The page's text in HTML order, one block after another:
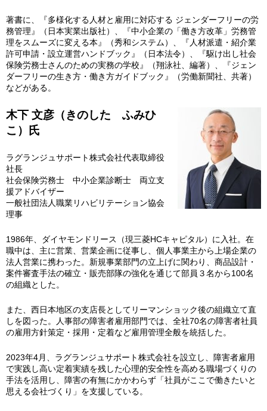
著書に、『多様化する人材と雇用に対応する ジェンダーフリーの労
務管理』（日本実業出版社）、『中小企業の「働き方改革」労務管
理をスムーズに変える本』（秀和システム）、『人材派遣・紹介業
許可申請・設立運営ハンドブック』（日本法令）、『駆け出し社会
保険労務士さんのための実務の学校』（翔泳社、編著）、『ジェン
ダーフリーの生き方・働き方ガイドブック』（労働新聞社、共著）
などがある。
木下 文彦（きのした ふみひ
こ）
氏
ラグランジュサポート株式会社代表取締役
社長
社会保険労務士 中小企業診断士 両立支
援アドバイザー
一般社団法人職業リハビリテーション協会
理事
1986年、ダイヤモンドリース（現三菱HCキャピタル）に入社。在
職中は、主に営業、営業企画に従事し、個人事業主から上場企業の
法人営業に携わった。新規事業部門の立上げに関わり、商品設計・
案件審査手法の確立・販売部隊の強化を通じて部員３名から100名
の組織とした。
また、西日本地区の支店長としてリーマンショック後の組織立て直
しを図った。人事部の障害者雇用部門では、全社70名の障害者社員
の雇用方針策定・採用・定着など雇用管理全般を統括した。
2023年4月、ラグランジュサポート株式会社を設立し、障害者雇用
で実践し高い定着実績を残した心理的安全性を高める職場づくりの
手法を活用し、障害の有無にかかわらず「社員がここで働きたいと
思える会社づくり」を支援している。